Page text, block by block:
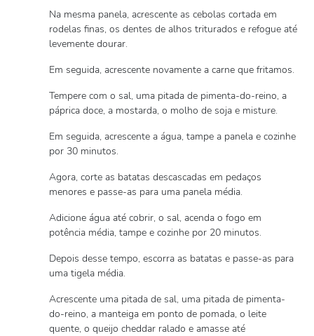
Na mesma panela, acrescente as cebolas cortada em
rodelas finas, os dentes de alhos triturados e refogue até
levemente dourar.
Em seguida, acrescente novamente a carne que fritamos.
Tempere com o sal, uma pitada de pimenta-do-reino, a
páprica doce, a mostarda, o molho de soja e misture.
Em seguida, acrescente a água, tampe a panela e cozinhe
por 30 minutos.
Agora, corte as batatas descascadas em pedaços
menores e passe-as para uma panela média.
Adicione água até cobrir, o sal, acenda o fogo em
potência média, tampe e cozinhe por 20 minutos.
Depois desse tempo, escorra as batatas e passe-as para
uma tigela média.
Acrescente uma pitada de sal, uma pitada de pimenta-
do-reino, a manteiga em ponto de pomada, o leite
quente, o queijo cheddar ralado e amasse até